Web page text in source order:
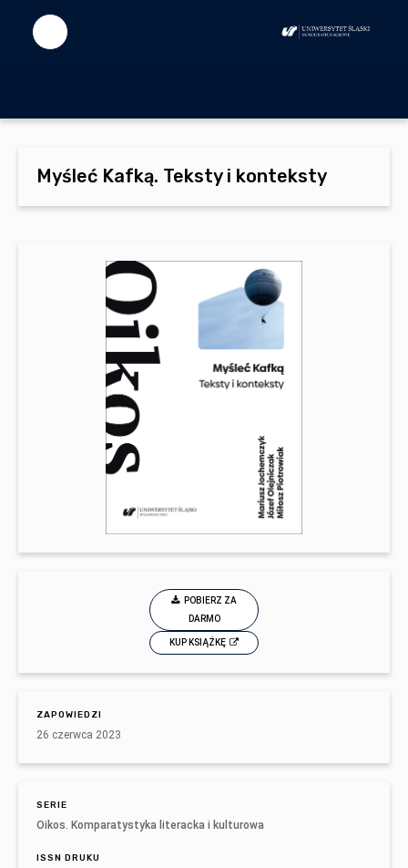
Myśleć Kafką. Teksty i konteksty
POBIERZ ZA
DARMO
KUP KSIĄŻKĘ
ZAPOWIEDZI
26 czerwca 2023
SERIE
Oikos. Komparatystyka literacka i kulturowa
ISSN DRUKU